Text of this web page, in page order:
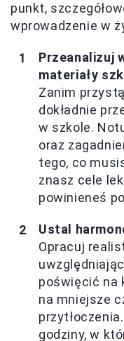
punkt,
wprowadzenie w
Przeanalizuj
materiały
Zanim
dokładnie
w szkole.
oraz
tego, co
znasz cele
powinieneś
Ustal
Opracuj
poświęcić na
na mniejsze
godziny, w